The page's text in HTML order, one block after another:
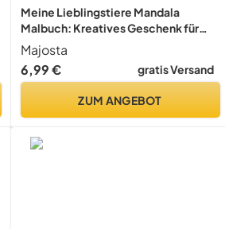
Meine Lieblingstiere Mandala
Malbuch: Kreatives Geschenk für
Mädchen ab 7 Jahren: 50 niedliche
Tiermandalas mit positiven
Affirmationen
Majosta
6,99 €
gratis Versand
ZUM ANGEBOT